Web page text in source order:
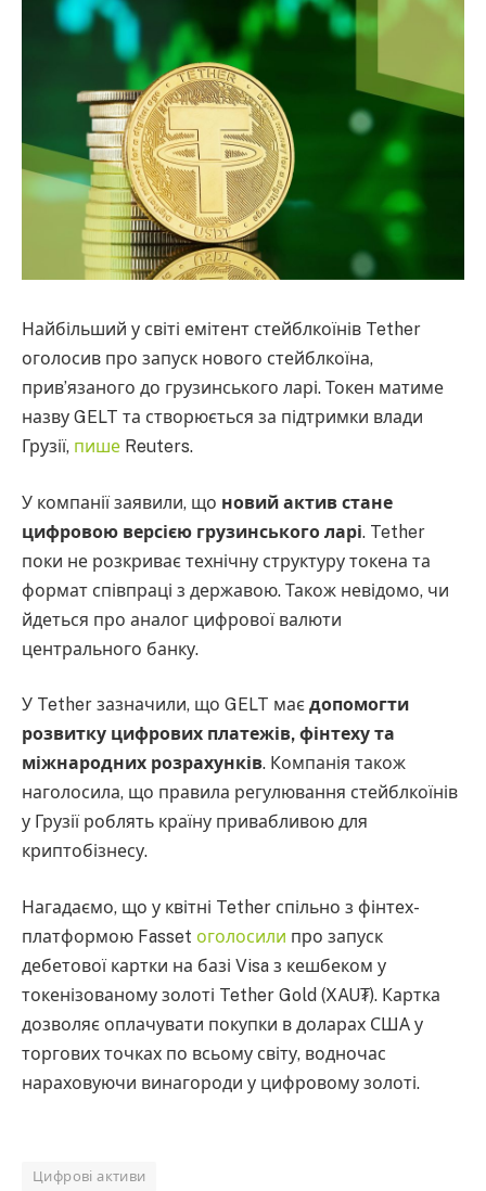
Найбільший у світі емітент стейблкоїнів Tether
оголосив про запуск нового стейблкоїна,
прив’язаного до грузинського ларі. Токен матиме
назву GELT та створюється за підтримки влади
Грузії, пише Reuters.
У компанії заявили, що новий актив стане
цифровою версією грузинського ларі. Tether
поки не розкриває технічну структуру токена та
формат співпраці з державою. Також невідомо, чи
йдеться про аналог цифрової валюти
центрального банку.
У Tether зазначили, що GELT має допомогти
розвитку цифрових платежів, фінтеху та
міжнародних розрахунків. Компанія також
наголосила, що правила регулювання стейблкоїнів
у Грузії роблять країну привабливою для
криптобізнесу.
Нагадаємо, що у квітні Tether спільно з фінтех-
платформою Fasset оголосили про запуск
дебетової картки на базі Visa з кешбеком у
токенізованому золоті Tether Gold (XAU₮). Картка
дозволяє оплачувати покупки в доларах США у
торгових точках по всьому світу, водночас
нараховуючи винагороди у цифровому золоті.
Цифрові активи